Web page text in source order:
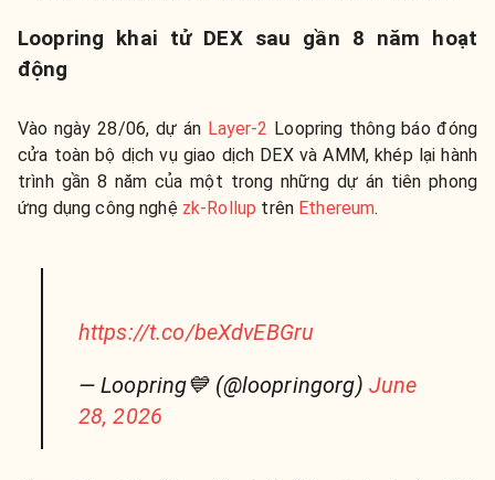
Loopring khai tử DEX sau gần 8 năm hoạt
động
Vào ngày 28/06, dự án Layer-2 Loopring thông báo đóng
cửa toàn bộ dịch vụ giao dịch DEX và AMM, khép lại hành
trình gần 8 năm của một trong những dự án tiên phong
ứng dụng công nghệ zk-Rollup trên Ethereum.
https://t.co/beXdvEBGru
— Loopring💙 (@loopringorg) June
28, 2026